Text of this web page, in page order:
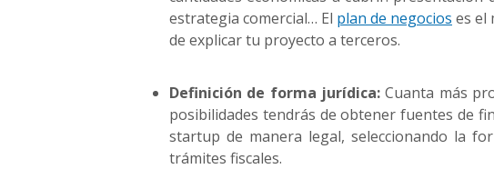
estrategia comercial… El plan de negocios es el
de explicar tu proyecto a terceros.
Definición de forma jurídica:Cuanta más
posibilidades tendrás de obtener fuentes de
startup de manera legal, seleccionando la
trámites fiscales.